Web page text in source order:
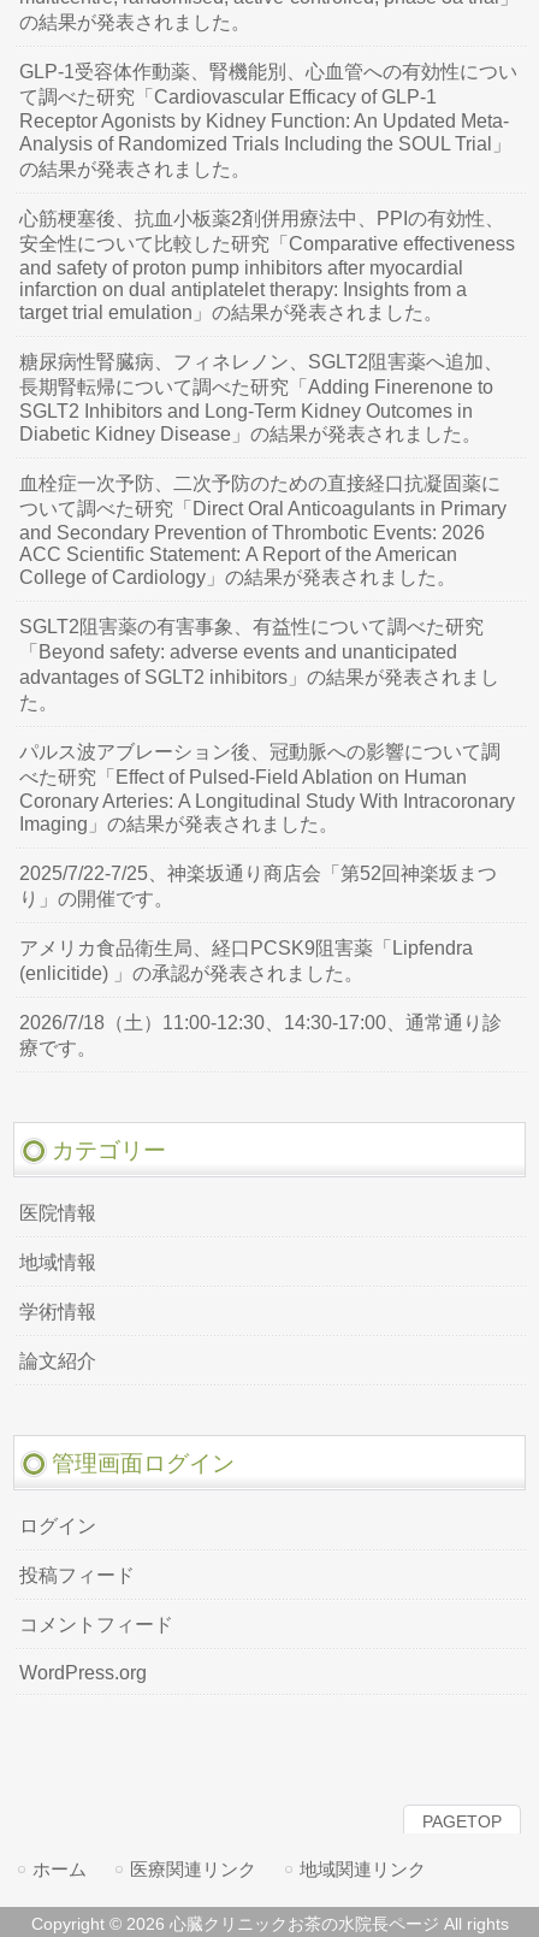
の結果が発表されました。
GLP-1受容体作動薬、腎機能別、心血管への有効性につい
て調べた研究「Cardiovascular Efficacy of GLP-1
Receptor Agonists by Kidney Function: An Updated Meta-
Analysis of Randomized Trials Including the SOUL Trial」
の結果が発表されました。
心筋梗塞後、抗血小板薬2剤併用療法中、PPIの有効性、
安全性について比較した研究「Comparative effectiveness
and safety of proton pump inhibitors after myocardial
infarction on dual antiplatelet therapy: Insights from a
target trial emulation」の結果が発表されました。
糖尿病性腎臓病、フィネレノン、SGLT2阻害薬へ追加、
長期腎転帰について調べた研究「Adding Finerenone to
SGLT2 Inhibitors and Long-Term Kidney Outcomes in
Diabetic Kidney Disease」の結果が発表されました。
血栓症一次予防、二次予防のための直接経口抗凝固薬に
ついて調べた研究「Direct Oral Anticoagulants in Primary
and Secondary Prevention of Thrombotic Events: 2026
ACC Scientific Statement: A Report of the American
College of Cardiology」の結果が発表されました。
SGLT2阻害薬の有害事象、有益性について調べた研究
「Beyond safety: adverse events and unanticipated
advantages of SGLT2 inhibitors」の結果が発表されまし
た。
パルス波アブレーション後、冠動脈への影響について調
べた研究「Effect of Pulsed-Field Ablation on Human
Coronary Arteries: A Longitudinal Study With Intracoronary
Imaging」の結果が発表されました。
2025/7/22-7/25、神楽坂通り商店会「第52回神楽坂まつ
り」の開催です。
アメリカ食品衛生局、経口PCSK9阻害薬「Lipfendra
(enlicitide) 」の承認が発表されました。
2026/7/18（土）11:00-12:30、14:30-17:00、通常通り診
療です。
カテゴリー
医院情報
地域情報
学術情報
論文紹介
管理画面ログイン
ログイン
投稿フィード
コメントフィード
WordPress.org
PAGETOP
ホーム 医療関連リンク 地域関連リンク
Copyright © 2026 心臓クリニックお茶の水院長ページ All rights